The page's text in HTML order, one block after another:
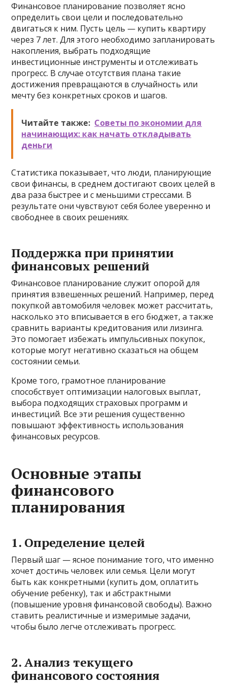
Финансовое планирование позволяет ясно
определить свои цели и последовательно
двигаться к ним. Пусть цель — купить квартиру
через 7 лет. Для этого необходимо запланировать
накопления, выбрать подходящие
инвестиционные инструменты и отслеживать
прогресс. В случае отсутствия плана такие
достижения превращаются в случайность или
мечту без конкретных сроков и шагов.
Читайте также: Советы по экономии для
начинающих: как начать откладывать
деньги
Статистика показывает, что люди, планирующие
свои финансы, в среднем достигают своих целей в
два раза быстрее и с меньшими стрессами. В
результате они чувствуют себя более уверенно и
свободнее в своих решениях.
Поддержка при принятии
финансовых решений
Финансовое планирование служит опорой для
принятия взвешенных решений. Например, перед
покупкой автомобиля человек может рассчитать,
насколько это вписывается в его бюджет, а также
сравнить варианты кредитования или лизинга.
Это помогает избежать импульсивных покупок,
которые могут негативно сказаться на общем
состоянии семьи.
Кроме того, грамотное планирование
способствует оптимизации налоговых выплат,
выбора подходящих страховых программ и
инвестиций. Все эти решения существенно
повышают эффективность использования
финансовых ресурсов.
Основные этапы
финансового
планирования
1. Определение целей
Первый шаг — ясное понимание того, что именно
хочет достичь человек или семья. Цели могут
быть как конкретными (купить дом, оплатить
обучение ребенку), так и абстрактными
(повышение уровня финансовой свободы). Важно
ставить реалистичные и измеримые задачи,
чтобы было легче отслеживать прогресс.
2. Анализ текущего
финансового состояния